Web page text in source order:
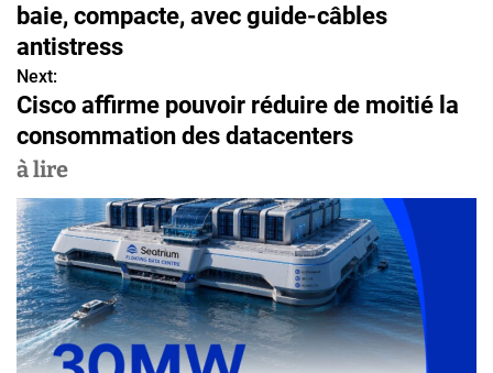
v
i
g
a
t
i
o
n
baie, compacte, avec guide-câbles
antistress
Next:
Cisco affirme pouvoir réduire de moitié la
consommation des datacenters
à lire